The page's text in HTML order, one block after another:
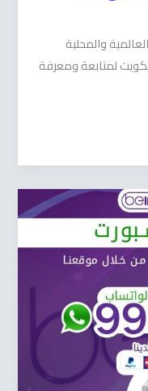
والمحلية
لمتابعة ومعرفة